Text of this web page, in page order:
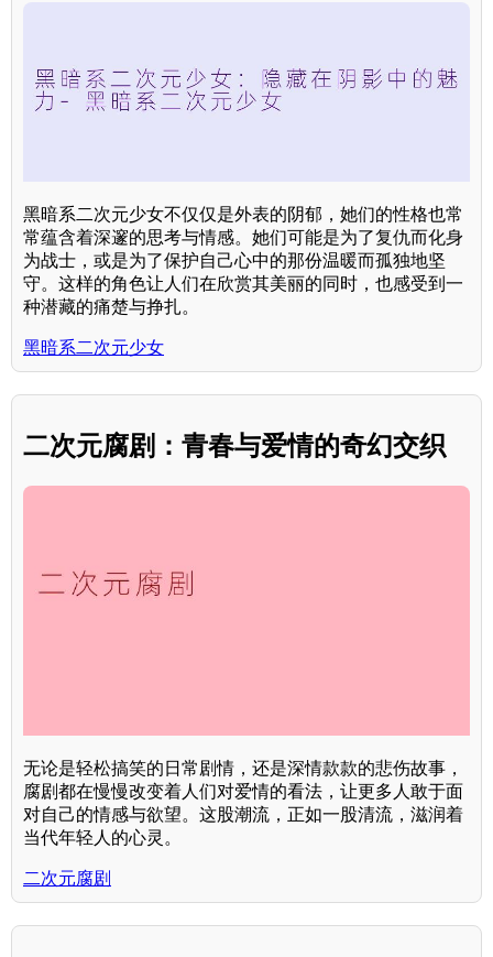
黑暗系二次元少女不仅仅是外表的阴郁，她们的性格也常
常蕴含着深邃的思考与情感。她们可能是为了复仇而化身
为战士，或是为了保护自己心中的那份温暖而孤独地坚
守。这样的角色让人们在欣赏其美丽的同时，也感受到一
种潜藏的痛楚与挣扎。
黑暗系二次元少女
二次元腐剧：青春与爱情的奇幻交织
无论是轻松搞笑的日常剧情，还是深情款款的悲伤故事，
腐剧都在慢慢改变着人们对爱情的看法，让更多人敢于面
对自己的情感与欲望。这股潮流，正如一股清流，滋润着
当代年轻人的心灵。
二次元腐剧